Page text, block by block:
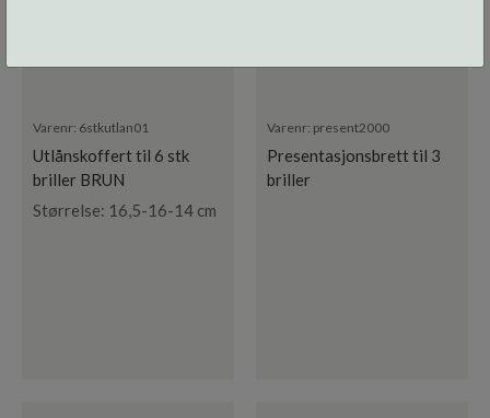
Varenr: 6stkutlan01
Utlånskoffert til 6 stk
briller BRUN
Størrelse: 16,5-16-14 cm
Varenr: present2000
Presentasjonsbrett til 3
briller